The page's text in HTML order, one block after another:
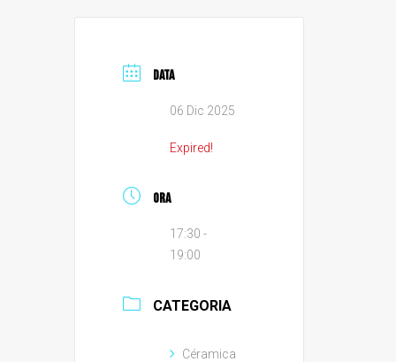
DATA
06 Dic 2025
Expired!
ORA
17:30 -
19:00
CATEGORIA
Céramica